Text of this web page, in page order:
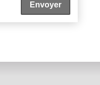
Envoyer